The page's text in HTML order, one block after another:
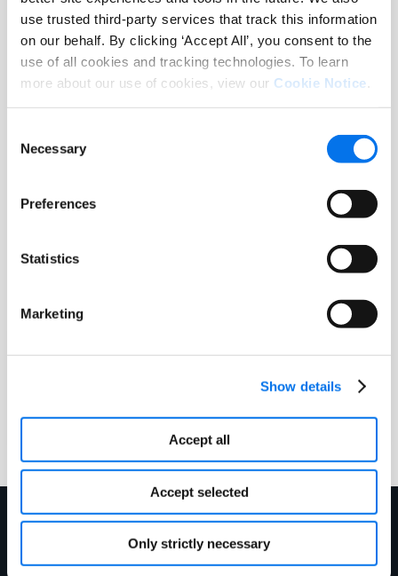
use trusted third-party services that track this information
on our behalf. By clicking ‘Accept All’, you consent to the
use of all cookies and tracking technologies. To learn
more about our use of cookies, view our Cookie Notice
Selection
Necessary
Preferences
Statistics
Marketing
Show details
Accept all
Accept selected
Only strictly necessary
Consumer Research Report: The
State of Product Experience 2025
Leia mais
Ebook
Unlocking the Power of PXM
Leia mais